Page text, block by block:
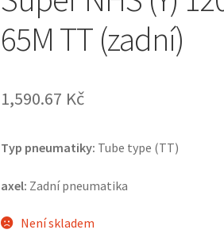
65M TT (zadní)
1,590.67 Kč
Typ pneumatiky: Tube type (TT)
axel: Zadní pneumatika
Není skladem